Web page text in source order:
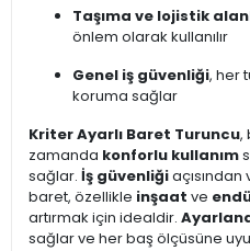
Taşıma ve lojistik
önlem olarak kullanılır
Genel iş güvenliği, her
koruma sağlar
Kriter Ayarlı Baret Turuncu,
zamanda konforlu kullanım
sağlar. İş güvenliği
baret, özellikle inşaat ve
artırmak için idealdir.
sağlar ve her baş ölçüsüne